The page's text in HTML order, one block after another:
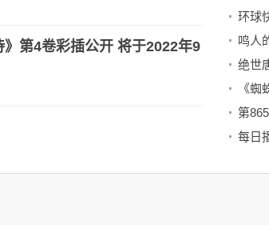
第4卷彩插公开 将于2022年9
《
第
每日